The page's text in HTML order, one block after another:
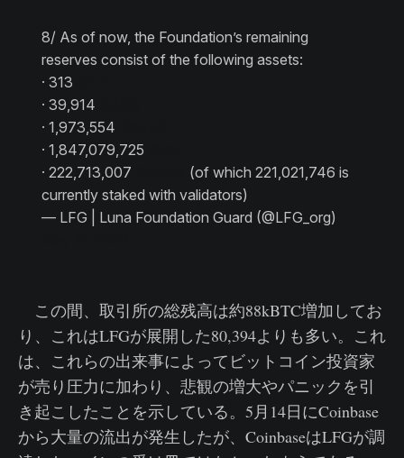
8/ As of now, the Foundation’s remaining
reserves consist of the following assets:
· 313
· 39,914
· 1,973,554
· 1,847,079,725
· 222,713,007
(of which 221,021,746 is
currently staked with validators)
— LFG | Luna Foundation Guard (@LFG_org)
この間、取引所の総残高は約88kBTC増加してお
り、これはLFGが展開した80,394よりも多い。これ
は、これらの出来事によってビットコイン投資家
が売り圧力に加わり、悲観の増大やパニックを引
き起こしたことを示している。5月14日にCoinbase
から大量の流出が発生したが、CoinbaseはLFGが調